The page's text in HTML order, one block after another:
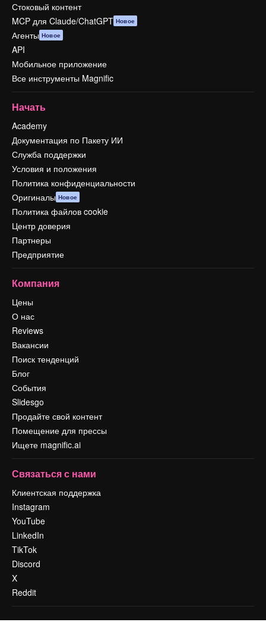
Стоковый контент
MCP для Claude/ChatGPT Новое
Агенты Новое
API
Мобильное приложение
Все инструменты Magnific
Начать
Academy
Документация по Пакету ИИ
Служба поддержки
Условия и положения
Политика конфиденциальности
Оригиналы Новое
Политика файлов cookie
Центр доверия
Партнеры
Предприятие
Компания
Цены
О нас
Reviews
Вакансии
Поиск тенденций
Блог
События
Slidesgo
Продайте свой контент
Помещение для прессы
Ищете magnific.ai
Связаться с нами
Клиентская поддержка
Instagram
YouTube
LinkedIn
TikTok
Discord
X
Reddit